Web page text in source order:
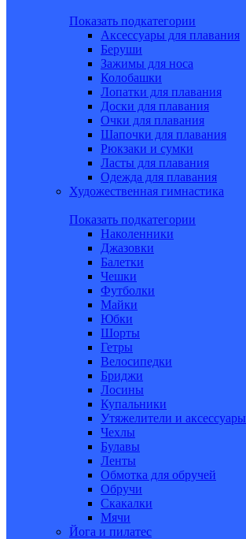
Показать подкатегории
Аксессуары для плавания
Беруши
Зажимы для носа
Колобашки
Лопатки для плавания
Доски для плавания
Очки для плавания
Шапочки для плавания
Рюкзаки и сумки
Ласты для плавания
Одежда для плавания
Художественная гимнастика
Показать подкатегории
Наколенники
Джазовки
Балетки
Чешки
Футболки
Майки
Юбки
Шорты
Гетры
Велосипедки
Бриджи
Лосины
Купальники
Утяжелители и аксессуары
Чехлы
Булавы
Ленты
Обмотка для обручей
Обручи
Скакалки
Мячи
Йога и пилатес